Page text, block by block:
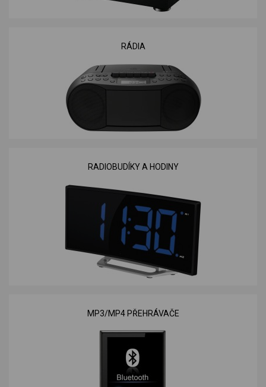
RÁDIA
RADIOBUDÍKY A HODINY
MP3/MP4 PŘEHRÁVAČE